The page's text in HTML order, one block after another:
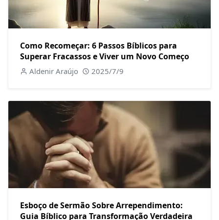
Como Recomeçar: 6 Passos Bíblicos para
Superar Fracassos e Viver um Novo Começo
Aldenir Araújo 2025/7/9
Esboço de Sermão Sobre Arrependimento:
Guia Bíblico para Transformação Verdadeira